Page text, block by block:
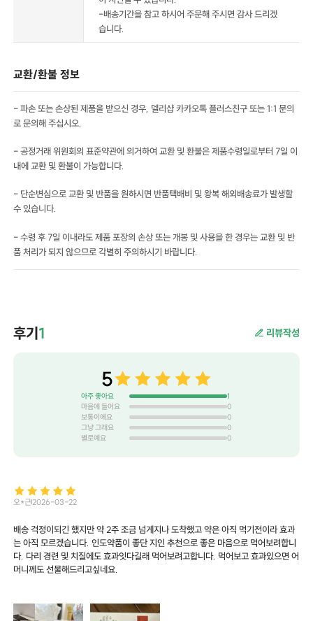
-배송기간을 참고 하시어 주문해 주시면 감사 드리겠
습니다.
교환/환불 정보
- 파손 또는 손상된 제품을 받으신 경우, 델리샵 카카오톡 플러스친구 또는 1:1 문의
로 문의해 주십시오.
- 공정거래 위원회의 표준약관에 의거하여 교환 및 환불은 제품수령일로부터 7일 이
내에 교환 및 환불이 가능합니다.
- 단순변심으로 교환 및 반품을 원하시면 반품택배비 및 왕복 해외배송료가 발생할
수 있습니다.
- 수령 후 7일 이내라도 제품 포장의 손상 또는 개봉 및 사용을 한 경우는 교환 및 반
품 처리가 되지 않으므로 각별히 주의하시기 바랍니다.
후기1 리뷰작성
5
아주 좋아요
1
마음에 들어요
0
보통이에요
0
그냥 그래요
0
별로예요
0
오*근2026-03-22
배송 걱정이되긴 했지만 약 2주 조금 넘게지나 도착했고 약은 아직 먹기전이라 효과
는 아직 모르겠습니다. 인도약품이 좋단 지인 추천으로 좋은 마음으로 먹어보려합니
다. 다리 경련 및 치질에도 효과잇다길래 먹어보려고합니다. 먹어보고 효과있으면 어
머니께도 선물해드리고싶네요.